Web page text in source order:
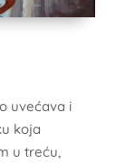
uvećava i
koja
u treću,